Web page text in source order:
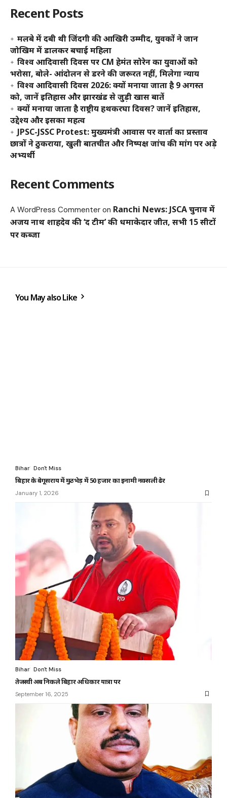
Recent Posts
मलबे में दबी थी जिंदगी की आखिरी उम्मीद, युवकों ने जान
जोखिम में डालकर बचाई महिला
विश्व आदिवासी दिवस पर CM हेमंत सोरेन का युवाओं को
भरोसा, बोले- आंदोलन से डरने की जरूरत नहीं, मिलेगा न्याय
विश्व आदिवासी दिवस 2026: क्यों मनाया जाता है 9 अगस्त
को, जानें इतिहास और झारखंड से जुड़ी खास बातें
क्यों मनाया जाता है राष्ट्रीय हथकरघा दिवस? जानें इतिहास,
उद्देश्य और इसका महत्व
JPSC-JSSC Protest: मुख्यमंत्री आवास पर वार्ता का प्रस्ताव
छात्रों ने ठुकराया, खुली बातचीत और निष्पक्ष जांच की मांग पर अड़े
अभ्यर्थी
Recent Comments
A WordPress Commenter on Ranchi News: JSCA चुनाव में
अजय नाथ शाहदेव की ‘द टीम’ की धमाकेदार जीत, सभी 15 सीटों
पर कब्जा
You May also Like
Bihar Don't Miss
बिहार के बेगूसराय में मुठभेड़ में 50 हजार का इनामी नक्सली ढेर
January 1, 2026
Bihar Don't Miss
तेजस्वी अब निकले बिहार अधिकार यात्रा पर
September 16, 2025